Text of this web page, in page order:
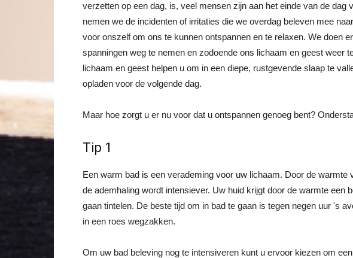
verzetten op een dag, is, veel mensen zijn aan het einde van de dag
nemen we de incidenten of irritaties die we overdag beleven mee
voor onszelf om ons te kunnen ontspannen en te relaxen. We doen
spanningen weg te nemen en zodoende ons lichaam en geest weer
lichaam en geest helpen u om in een diepe, rustgevende slaap te
opladen voor de volgende dag.
Maar hoe zorgt u er nu voor dat u ontspannen genoeg bent?
Tip 1
Een warm bad is een verademing voor uw lichaam. Door de warmte
de ademhaling wordt intensiever. Uw huid krijgt door de warmte een
gaan tintelen. De beste tijd om in bad te gaan is tegen negen uur 's
in een roes wegzakken.
Om uw bad beleving nog te intensiveren kunt u ervoor kiezen om